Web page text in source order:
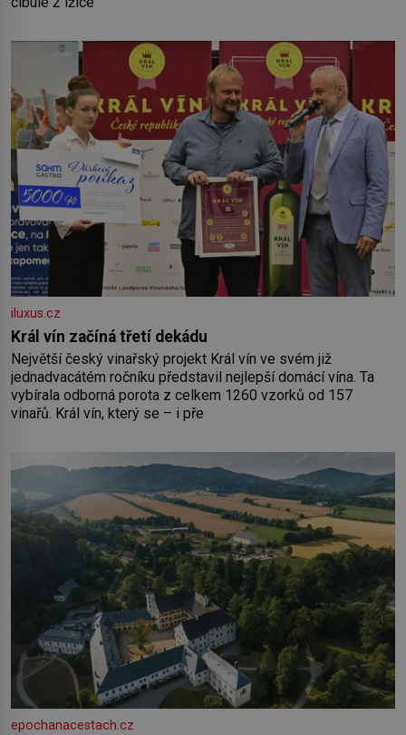
iluxus.cz
Král vín začíná třetí dekádu
Největší český vinařský projekt Král vín ve svém již
jednadvacátém ročníku představil nejlepší domácí vína. Ta
vybírala odborná porota z celkem 1260 vzorků od 157
vinařů. Král vín, který se – i pře
epochanacestach.cz